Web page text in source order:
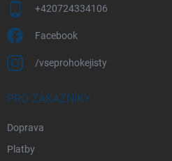
+420724334106
Facebook
/vseprohokejisty
PRO ZÁKAZNÍKY
Doprava
Platby